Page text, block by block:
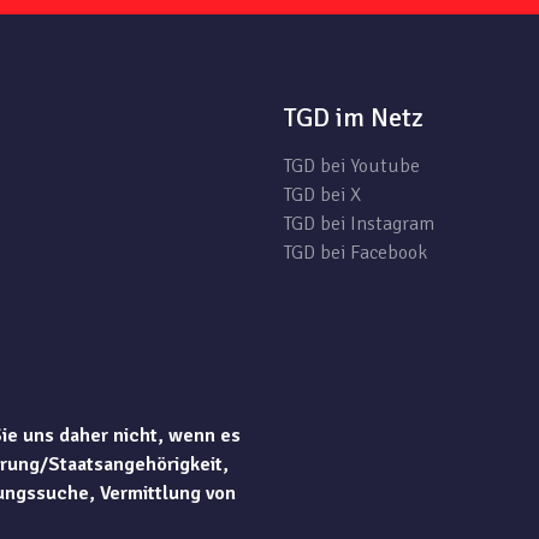
uns daher nicht, wenn es
Staatsangehörigkeit,
Vermittlung von
TGD im Netz
TGD bei Youtube
TGD bei X
TGD bei Instagram
TGD bei Facebook